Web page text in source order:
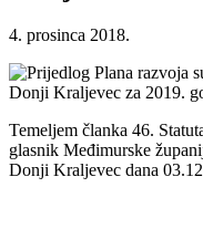
4. prosinca 2018.
Temeljem članka 46.
glasnik Međimurske
Donji Kraljevec dana